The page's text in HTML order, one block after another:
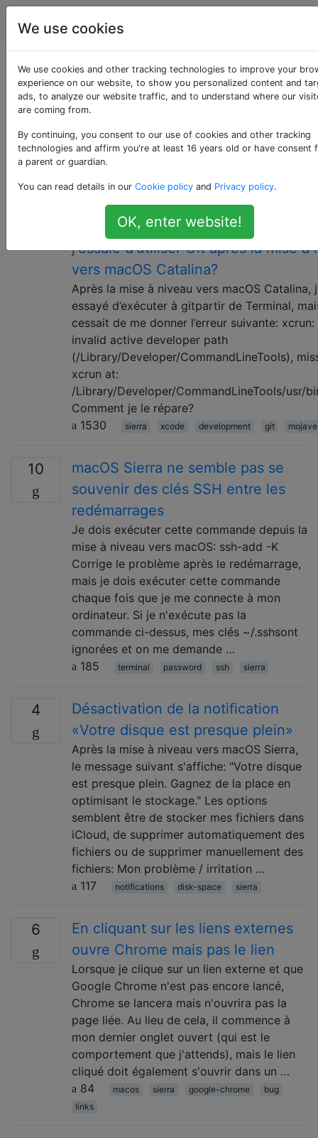
Apple
Questions marquées
«sierra»
macOS 10.12 Sierra est la treizième version majeure
d'Apple du système d'exploitation macOS / OS X,
Pourquoi est-ce que je reçois un
de développeur actif invalide»
j'essaie d'utiliser Git après la mise à
vers macOS Catalina?
Après la mise à niveau vers macOS Catalina,
essayé d’exécuter à gitpartir de Terminal,
cessait de me donner l’erreur suivante:
invalid active developer path
(/Library/Developer/CommandLineTools),
xcrun at:
/Library/Developer/CommandLineTools/usr/
Comment je le répare?
1530
sierra xcode development git mojave
10
macOS Sierra ne semble pas se
souvenir des clés SSH entre les
redémarrages
Je dois exécuter cette commande depuis la
mise à niveau vers macOS: ssh-add -K
Corrige le problème après le redémarrage,
mais je dois exécuter cette commande
chaque fois que je me connecte à mon
ordinateur. Si je n'exécute pas la
commande ci-dessus, mes clés ~/.sshsont
ignorées et on me demande …
185
terminal password ssh sierra
4
Désactivation de la notification
«Votre disque est presque plein»
Après la mise à niveau vers macOS Sierra,
le message suivant s'affiche: "Votre disque
est presque plein. Gagnez de la place en
optimisant le stockage." Les options
semblent être de stocker mes fichiers dans
iCloud, de supprimer automatiquement des
fichiers ou de supprimer manuellement des
fichiers: Mon problème / irritation …
117
notifications disk-space sierra
6
En cliquant sur les liens externes
ouvre Chrome mais pas le lien
Lorsque je clique sur un lien externe et que
Google Chrome n'est pas encore lancé,
Chrome se lancera mais n'ouvrira pas la
page liée. Au lieu de cela, il commence à
mon dernier onglet ouvert (qui est le
comportement que j'attends), mais le lien
cliqué doit également s'ouvrir dans un …
84
macos sierra google-chrome
bug
links
We use cookies
We use cookies and other tracking technologies to improve your
experience on our website, to show you personalized content and
ads, to analyze our website traffic, and to understand where our
are coming from.
By continuing, you consent to our use of cookies and other tracking
technologies and affirm you're at least 16 years old or have consent
a parent or guardian.
You can read details in our Cookie policy and Privacy policy.
OK, enter website!